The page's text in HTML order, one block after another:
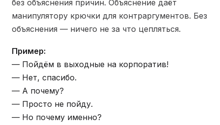
без объяснения причин. Объяснение даёт
манипулятору крючки для контраргументов. Без
объяснения — ничего не за что цепляться.
Пример:
— Пойдём в выходные на корпоратив!
— Нет, спасибо.
— А почему?
— Просто не пойду.
— Но почему именно?